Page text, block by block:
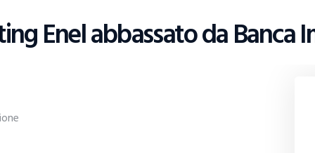
Enel abbassato da Banca
Al Trading
Criptovalute